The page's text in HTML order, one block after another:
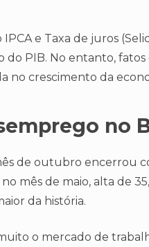
e Taxa de juros
PIB. No entanto,
no crescimento da
no
de outubro encerrou
mês de maio, alta de
da história.
o mercado de